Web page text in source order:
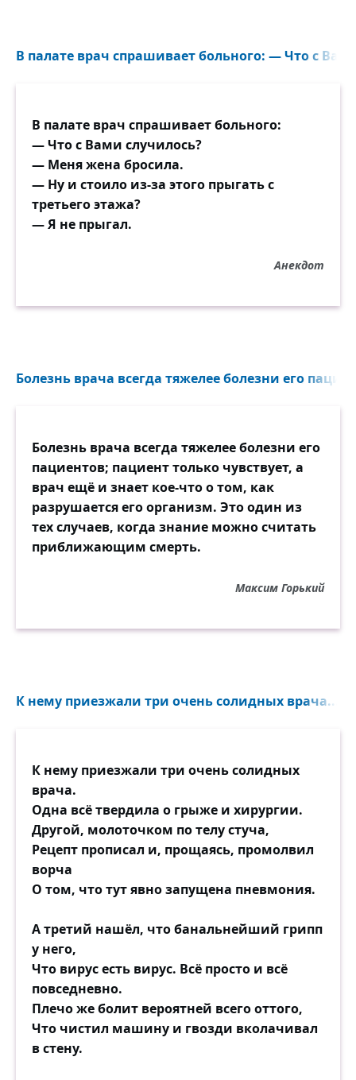
В палате врач спрашивает больного: — Что с
В палате врач спрашивает больного:
— Что с Вами случилось?
— Меня жена бросила.
— Ну и стоило из-за этого прыгать с
третьего этажа?
— Я не прыгал.
Анекдот
Болезнь врача всегда тяжелее болезни его
Болезнь врача всегда тяжелее болезни его
пациентов; пациент только чувствует, а
врач ещё и знает кое-что о том, как
разрушается его организм. Это один из
тех случаев, когда знание можно считать
приближающим смерть.
Максим Горький
К нему приезжали три очень солидных врача...
К нему приезжали три очень солидных
врача.
Одна всё твердила о грыже и хирургии.
Другой, молоточком по телу стуча,
Рецепт прописал и, прощаясь, промолвил
ворча
О том, что тут явно запущена пневмония.
А третий нашёл, что банальнейший грипп
у него,
Что вирус есть вирус. Всё просто и всё
повседневно.
Плечо же болит вероятней всего оттого,
Что чистил машину и гвозди вколачивал
в стену.